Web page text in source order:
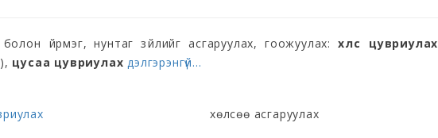
үйрмэг, нунтаг зүйлийг асгаруулах, гоожуулах:хөлсөө цувриулах
цусаа цувриулах дэлгэрэнгүй...
хөлсөө асгаруулах